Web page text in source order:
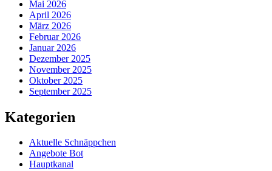
Mai 2026
April 2026
März 2026
Februar 2026
Januar 2026
Dezember 2025
November 2025
Oktober 2025
September 2025
Kategorien
Aktuelle Schnäppchen
Angebote Bot
Hauptkanal